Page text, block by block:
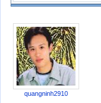
quangninh2910